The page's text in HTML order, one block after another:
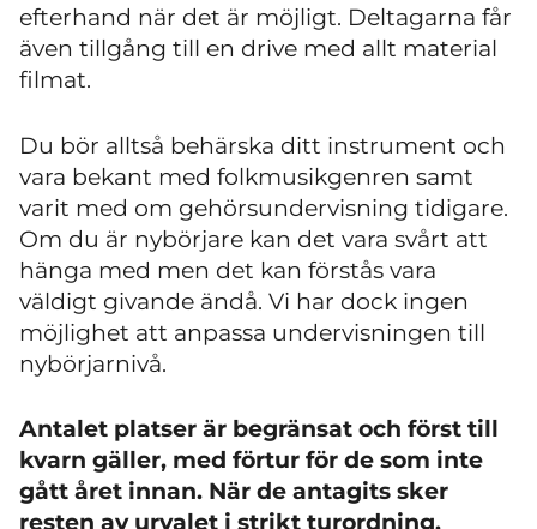
efterhand när det är möjligt. Deltagarna får
även tillgång till en drive med allt material
filmat.
Du bör alltså behärska ditt instrument och
vara bekant med folkmusikgenren samt
varit med om gehörsundervisning tidigare.
Om du är nybörjare kan det vara svårt att
hänga med men det kan förstås vara
väldigt givande ändå. Vi har dock ingen
möjlighet att anpassa undervisningen till
nybörjarnivå.
Antalet platser är begränsat och först till
kvarn gäller, med förtur för de som inte
gått året innan. När de antagits sker
resten av urvalet i strikt turordning.